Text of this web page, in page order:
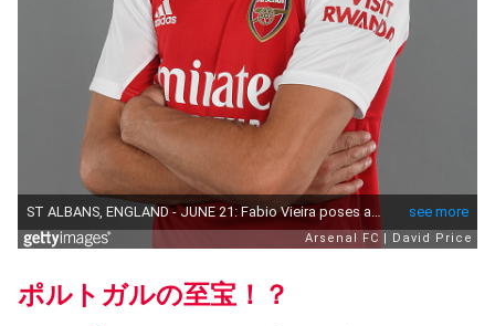
ポルトガルの至宝！ ？